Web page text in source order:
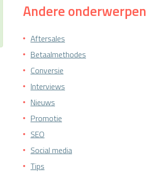
Andere onderwerpen
Aftersales
Betaalmethodes
Conversie
Interviews
Nieuws
Promotie
SEO
Social media
Tips